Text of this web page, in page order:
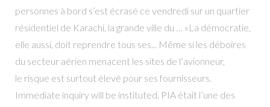
personnes à bord s’est écrasé ce vendredi sur un quartier
résidentiel de Karachi, la grande ville du … «La démocratie,
elle aussi, doit reprendre tous ses... Même si les déboires
du secteur aérien menacent les sites de l’avionneur,
le risque est surtout élevé pour ses fournisseurs.
Immediate inquiry will be instituted. PIA était l’une des